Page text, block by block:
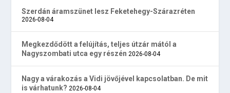
Szerdán áramszünet lesz Feketehegy-Szárazréten
2026-08-04
Megkezdődött a felújítás, teljes útzár mától a
Nagyszombati utca egy részén 2026-08-04
Nagy a várakozás a Vidi jövőjével kapcsolatban. De mit
is várhatunk? 2026-08-04